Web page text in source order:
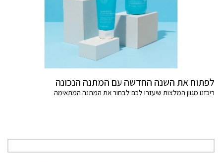
לפתוח את השנה החדשה עם המתנה הנכונה
ריכזנו מגוון המלצות שיעזרו לכם לבחור את המתנה המתאימה